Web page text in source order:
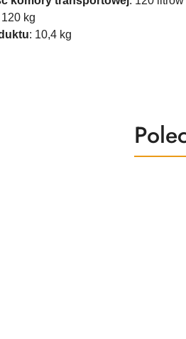
120 kg
: 10,4 kg
o